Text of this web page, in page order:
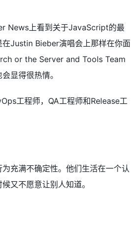
News上看到关于JavaScript的最
Justin Bieber演唱会上那样在你面
or the Server and Tools Team
显得很热情。
工程师，QA工程师和Release工
充满不确定性。他们生活在一个认
又不愿意让别人知道。